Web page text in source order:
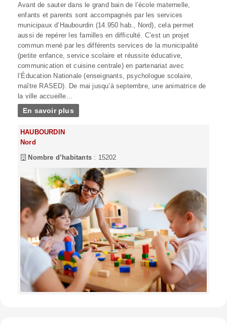
Avant de sauter dans le grand bain de l’école maternelle,
enfants et parents sont accompagnés par les services
municipaux d’Haubourdin (14.950 hab., Nord), cela permet
aussi de repérer les familles en difficulté. C’est un projet
commun mené par les différents services de la municipalité
(petite enfance, service scolaire et réussite éducative,
communication et cuisine centrale) en partenariat avec
l’Éducation Nationale (enseignants, psychologue scolaire,
maître RASED). De mai jusqu’à septembre, une animatrice de
la ville accueille...
En savoir plus
HAUBOURDIN
Nord
Nombre d’habitants : 15202